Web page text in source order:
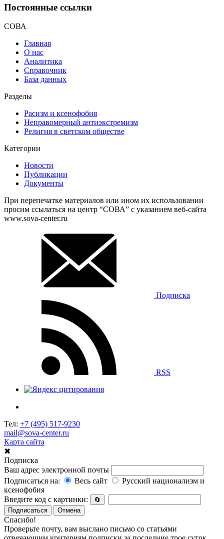
Постоянные ссылки
СОВА
Главная
О нас
Аналитика
Справочник
База данных
Разделы
Расизм и ксенофобия
Неправомерный антиэкстремизм
Религия в светском обществе
Категории
Новости
Публикации
Документы
При перепечатке материалов или ином их использовании
просим ссылаться на центр “СОВА” с указанием веб-сайта
www.sova-center.ru
Подписка
RSS
Тел: +7 (495) 517-9230
mail@sova-center.ru
Карта сайта
✖
Подписка
Ваш адрес электронной почты
Подписаться на:
Весь сайт
Русский национализм и
ксенофобия
Введите код с картинки:
🔄
Подписаться
Отмена
Спасибо!
Проверьте почту, вам выслано письмо со статьями